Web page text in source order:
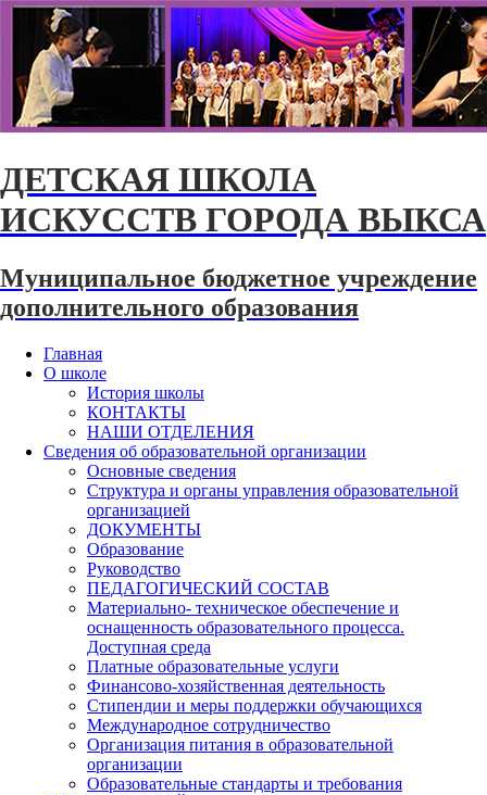
ДЕТСКАЯ ШКОЛА
ИСКУССТВ ГОРОДА ВЫКСА
Муниципальное бюджетное учреждение
дополнительного образования
Главная
О школе
История школы
КОНТАКТЫ
НАШИ ОТДЕЛЕНИЯ
Сведения об образовательной организации
Основные сведения
Структура и органы управления образовательной
организацией
ДОКУМЕНТЫ
Образование
Руководство
ПЕДАГОГИЧЕСКИЙ СОСТАВ
Материально- техническое обеспечение и
оснащенность образовательного процесса.
Доступная среда
Платные образовательные услуги
Финансово-хозяйственная деятельность
Стипендии и меры поддержки обучающихся
Международное сотрудничество
Организация питания в образовательной
организации
Образовательные стандарты и требования